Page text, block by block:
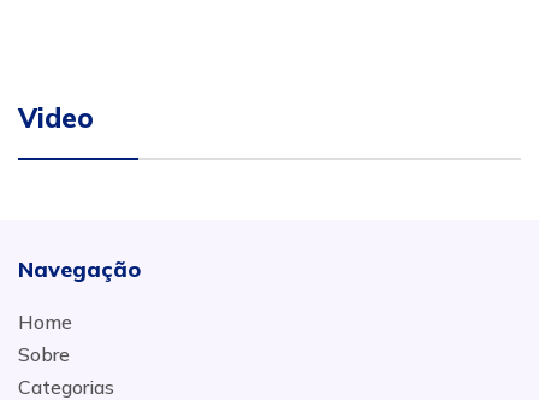
Video
Navegação
Home
Sobre
Categorias